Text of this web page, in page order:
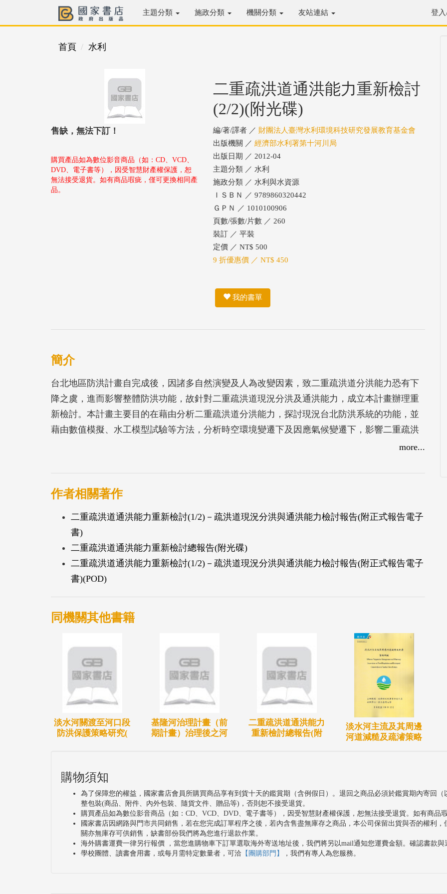
主題分類 施政分類 機關分類 友站連結 登
首頁 水利
售缺，無法下訂！
購買產品如為數位影音商品（如：CD、VCD、
DVD、電子書等），因受智慧財產權保護，恕
無法接受退貨。如有商品瑕疵，僅可更換相同產
品。
二重疏洪道通洪能力重新檢討
(2/2)(附光碟)
編/著/譯者 ／ 財團法人臺灣水利環境科技研究發展教育基金會
出版機關 ／ 經濟部水利署第十河川局
出版日期 ／ 2012-04
主題分類 ／ 水利
施政分類 ／ 水利與水資源
ＩＳＢＮ ／ 9789860320442
ＧＰＮ ／ 1010100906
頁數/張數/片數 ／ 260
裝訂 ／ 平裝
定價 ／ NT$ 500
9 折優惠價 ／ NT$ 450
我的書單
簡介
台北地區防洪計畫自完成後，因諸多自然演變及人為改變因素，致二重疏洪道分洪能力恐有下
降之虞，進而影響整體防洪功能，故針對二重疏洪道現況分洪及通洪能力，成立本計畫辦理重
新檢討。本計畫主要目的在藉由分析二重疏洪道分洪能力，探討現況台北防洪系統的功能，並
藉由數值模擬、水工模型試驗等方法，分析時空環境變遷下及因應氣候變遷下，影響二重疏洪
道分洪功能的主要環境因子，同時提出具體之改善對策。本報告為第２年計畫，主要針對第１
more...
作者相關著作
二重疏洪道通洪能力重新檢討(1/2)－疏洪道現況分洪與通洪能力檢討報告(附正式報告電子
書)
二重疏洪道通洪能力重新檢討總報告(附光碟)
二重疏洪道通洪能力重新檢討(1/2)－疏洪道現況分洪與通洪能力檢討報告(附正式報告電子
書)(POD)
同機關其他書籍
淡水河關渡至河口段
防洪保護策略研究(
基隆河治理計畫（前
期計畫）治理後之河
二重疏洪道通洪能力
重新檢討總報告(附
淡水河主流及其周邊
河道減糙及疏濬策略
購物須知
為了保障您的權益，國家書店會員所購買商品享有到貨十天的鑑賞期（含例假日）。退回之商品必須於鑑賞期內寄回
整包裝(商品、附件、內外包裝、隨貨文件、贈品等)，否則恕不接受退貨。
購買產品如為數位影音商品（如：CD、VCD、DVD、電子書等），因受智慧財產權保護，恕無法接受退貨。如有商品
國家書店因網路與門市共同銷售，若在您完成訂單程序之後，若內含售盡無庫存之商品，本公司保留出貨與否的權利
關亦無庫存可供銷售，缺書部份我們將為您進行退款作業。
海外購書運費一律另行報價 ，當您進購物車下訂單選取海外寄送地址後，我們將另以mail通知您運費金額。確認書款
學校團體、讀書會用書，或每月需特定數量者，可洽 【團購部門】 ，我們有專人為您服務。